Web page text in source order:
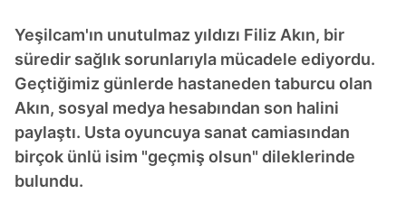
Yeşilcam'ın unutulmaz yıldızı Filiz Akın, bir
süredir sağlık sorunlarıyla mücadele ediyordu.
Geçtiğimiz günlerde hastaneden taburcu olan
Akın, sosyal medya hesabından son halini
paylaştı. Usta oyuncuya sanat camiasından
birçok ünlü isim "geçmiş olsun" dileklerinde
bulundu.